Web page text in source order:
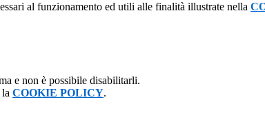
al funzionamento ed utili alle finalità illustrate nella
e non è possibile disabilitarli.
COOKIE POLICY.